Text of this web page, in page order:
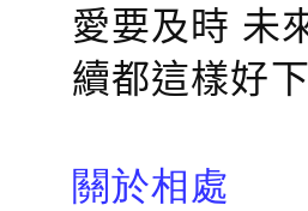
愛要及時 未
續都這樣好
關於相處